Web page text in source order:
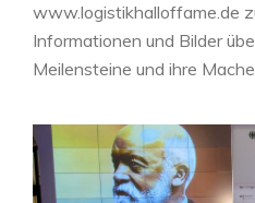
www.logistikhalloffame.de
Informationen und Bilder
Meilensteine und ihre